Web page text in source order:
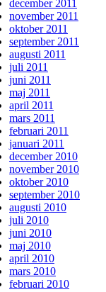
december 2011
november 2011
oktober 2011
september 2011
augusti 2011
juli 2011
juni 2011
maj 2011
april 2011
mars 2011
februari 2011
januari 2011
december 2010
november 2010
oktober 2010
september 2010
augusti 2010
juli 2010
juni 2010
maj 2010
april 2010
mars 2010
februari 2010